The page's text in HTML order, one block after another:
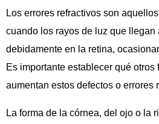
Los errores refractivos son
cuando los rayos de luz que llegan
debidamente en la retina,
Es importante establecer qué otros
aumentan estos defectos o errores
La forma de la córnea, del ojo o la